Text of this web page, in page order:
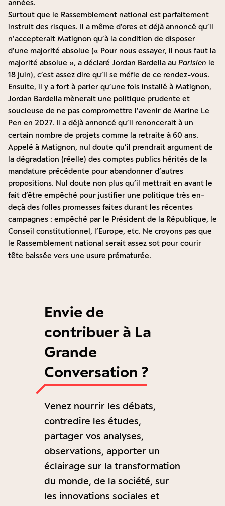
années.
Surtout que le Rassemblement national est parfaitement
instruit des risques. Il a même d’ores et déjà annoncé qu’il
n’accepterait Matignon qu’à la condition de disposer
d’une majorité absolue (« Pour nous essayer, il nous faut la
majorité absolue », a déclaré Jordan Bardella au Parisien le
18 juin), c’est assez dire qu’il se méfie de ce rendez-vous.
Ensuite, il y a fort à parier qu’une fois installé à Matignon,
Jordan Bardella mènerait une politique prudente et
soucieuse de ne pas compromettre l’avenir de Marine Le
Pen en 2027. Il a déjà annoncé qu’il renoncerait à un
certain nombre de projets comme la retraite à 60 ans.
Appelé à Matignon, nul doute qu’il prendrait argument de
la dégradation (réelle) des comptes publics hérités de la
mandature précédente pour abandonner d’autres
propositions. Nul doute non plus qu’il mettrait en avant le
fait d’être empêché pour justifier une politique très en-
deçà des folles promesses faites durant les récentes
campagnes : empêché par le Président de la République, le
Conseil constitutionnel, l’Europe, etc. Ne croyons pas que
le Rassemblement national serait assez sot pour courir
tête baissée vers une usure prématurée.
Envie de
contribuer à La
Grande
Conversation ?
Venez nourrir les débats,
contredire les études,
partager vos analyses,
observations, apporter un
éclairage sur la transformation
du monde, de la société, sur
les innovations sociales et